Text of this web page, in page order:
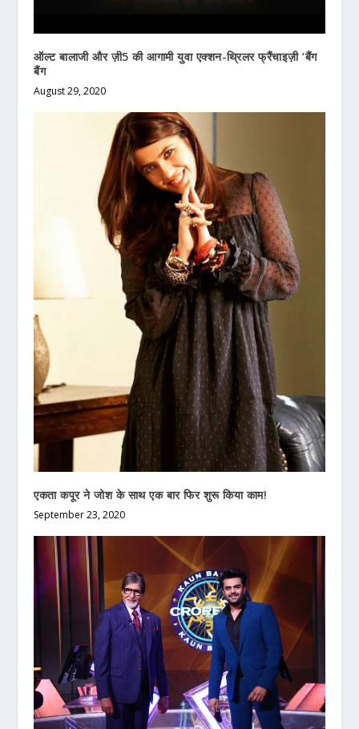
ऑल्ट बालाजी और ज़ी5 की आगामी युवा एक्शन-थ्रिलर फ्रैंचाइज़ी ‘बैंग
बैंग
August 29, 2020
एकता कपूर ने जोश के साथ एक बार फिर शुरू किया काम!
September 23, 2020